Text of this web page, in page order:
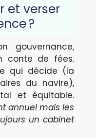
et verser
?
gouvernance,
conte de fées.
qui décide (la
du navire),
et équitable.
annuel mais les
un cabinet